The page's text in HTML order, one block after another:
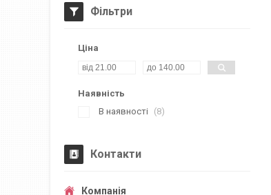
Фільтри
Ціна
Наявність
В наявності
8
Контакти